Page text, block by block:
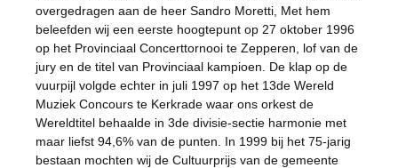
overgedragen aan de heer Sandro Moretti, Met hem
beleefden wij een eerste hoogtepunt op 27 oktober 1996
op het Provinciaal Concerttornooi te Zepperen, lof van de
jury en de titel van Provinciaal kampioen. De klap op de
vuurpijl volgde echter in juli 1997 op het 13de Wereld
Muziek Concours te Kerkrade waar ons orkest de
Wereldtitel behaalde in 3de divisie-sectie harmonie met
maar liefst 94,6% van de punten. In 1999 bij het 75-jarig
bestaan mochten wij de Cultuurprijs van de gemeente